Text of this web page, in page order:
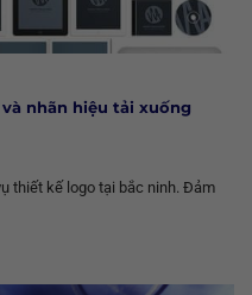
nhãn hiệu tải xuống
thiết kế logo tại bắc ninh. Đảm